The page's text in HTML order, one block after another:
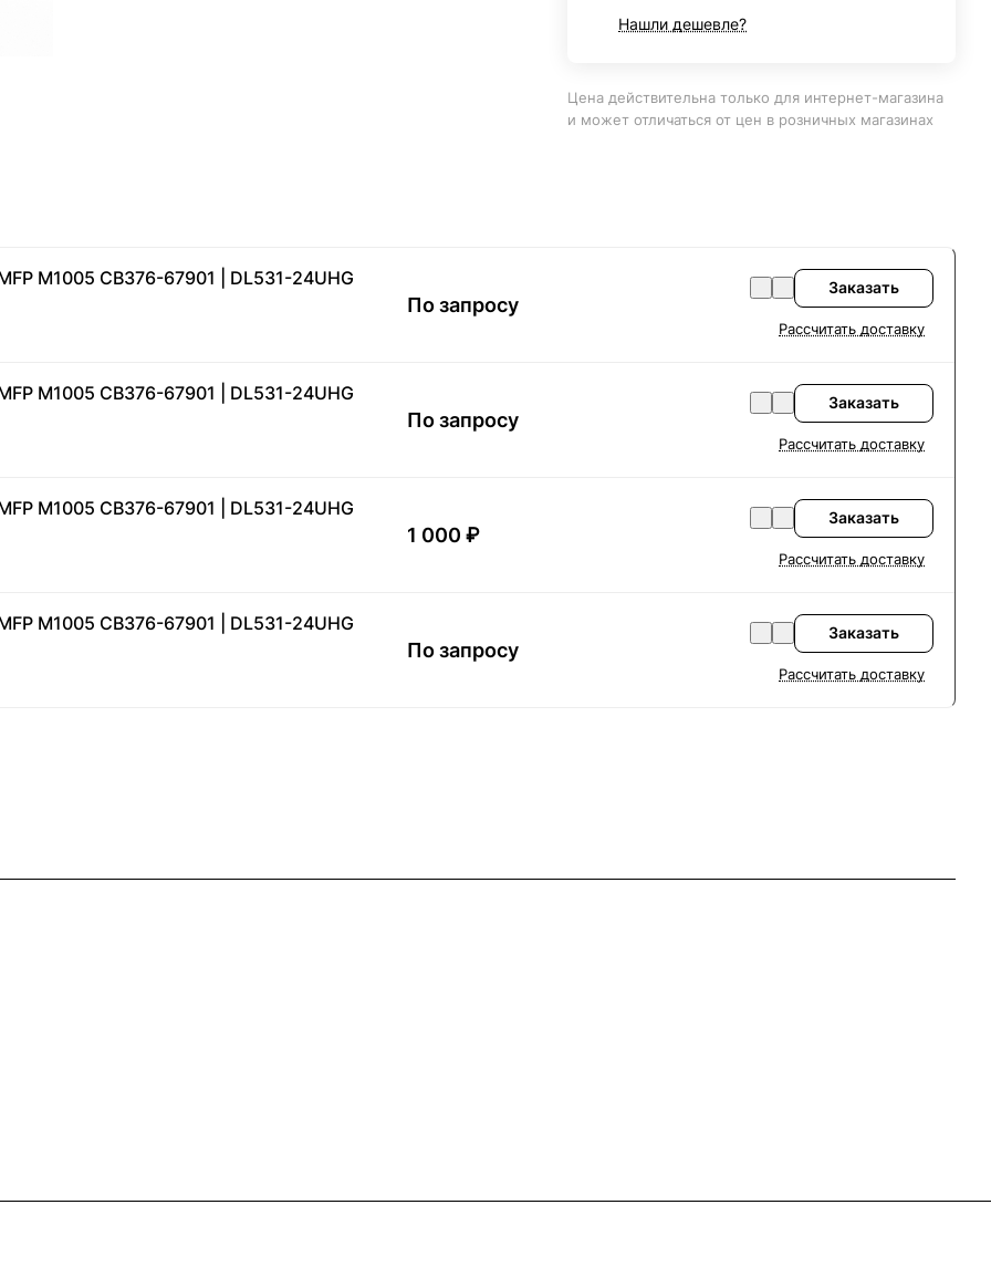
Нашли дешевле?
Цена действительна только для интернет-магазина
и может отличаться от цен в розничных магазинах
M1005 CB376-67901 | DL531-24UHG
По запросу
Заказать
Рассчитать доставку
M1005 CB376-67901 | DL531-24UHG
По запросу
Заказать
Рассчитать доставку
M1005 CB376-67901 | DL531-24UHG
1 000 ₽
Заказать
Рассчитать доставку
M1005 CB376-67901 | DL531-24UHG
По запросу
Заказать
Рассчитать доставку